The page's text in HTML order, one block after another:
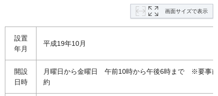
画面サイズで表示
設置
年月
平成19年10月
開設
日時
月曜日から金曜日 午前10時から午後6時まで ※要事
約